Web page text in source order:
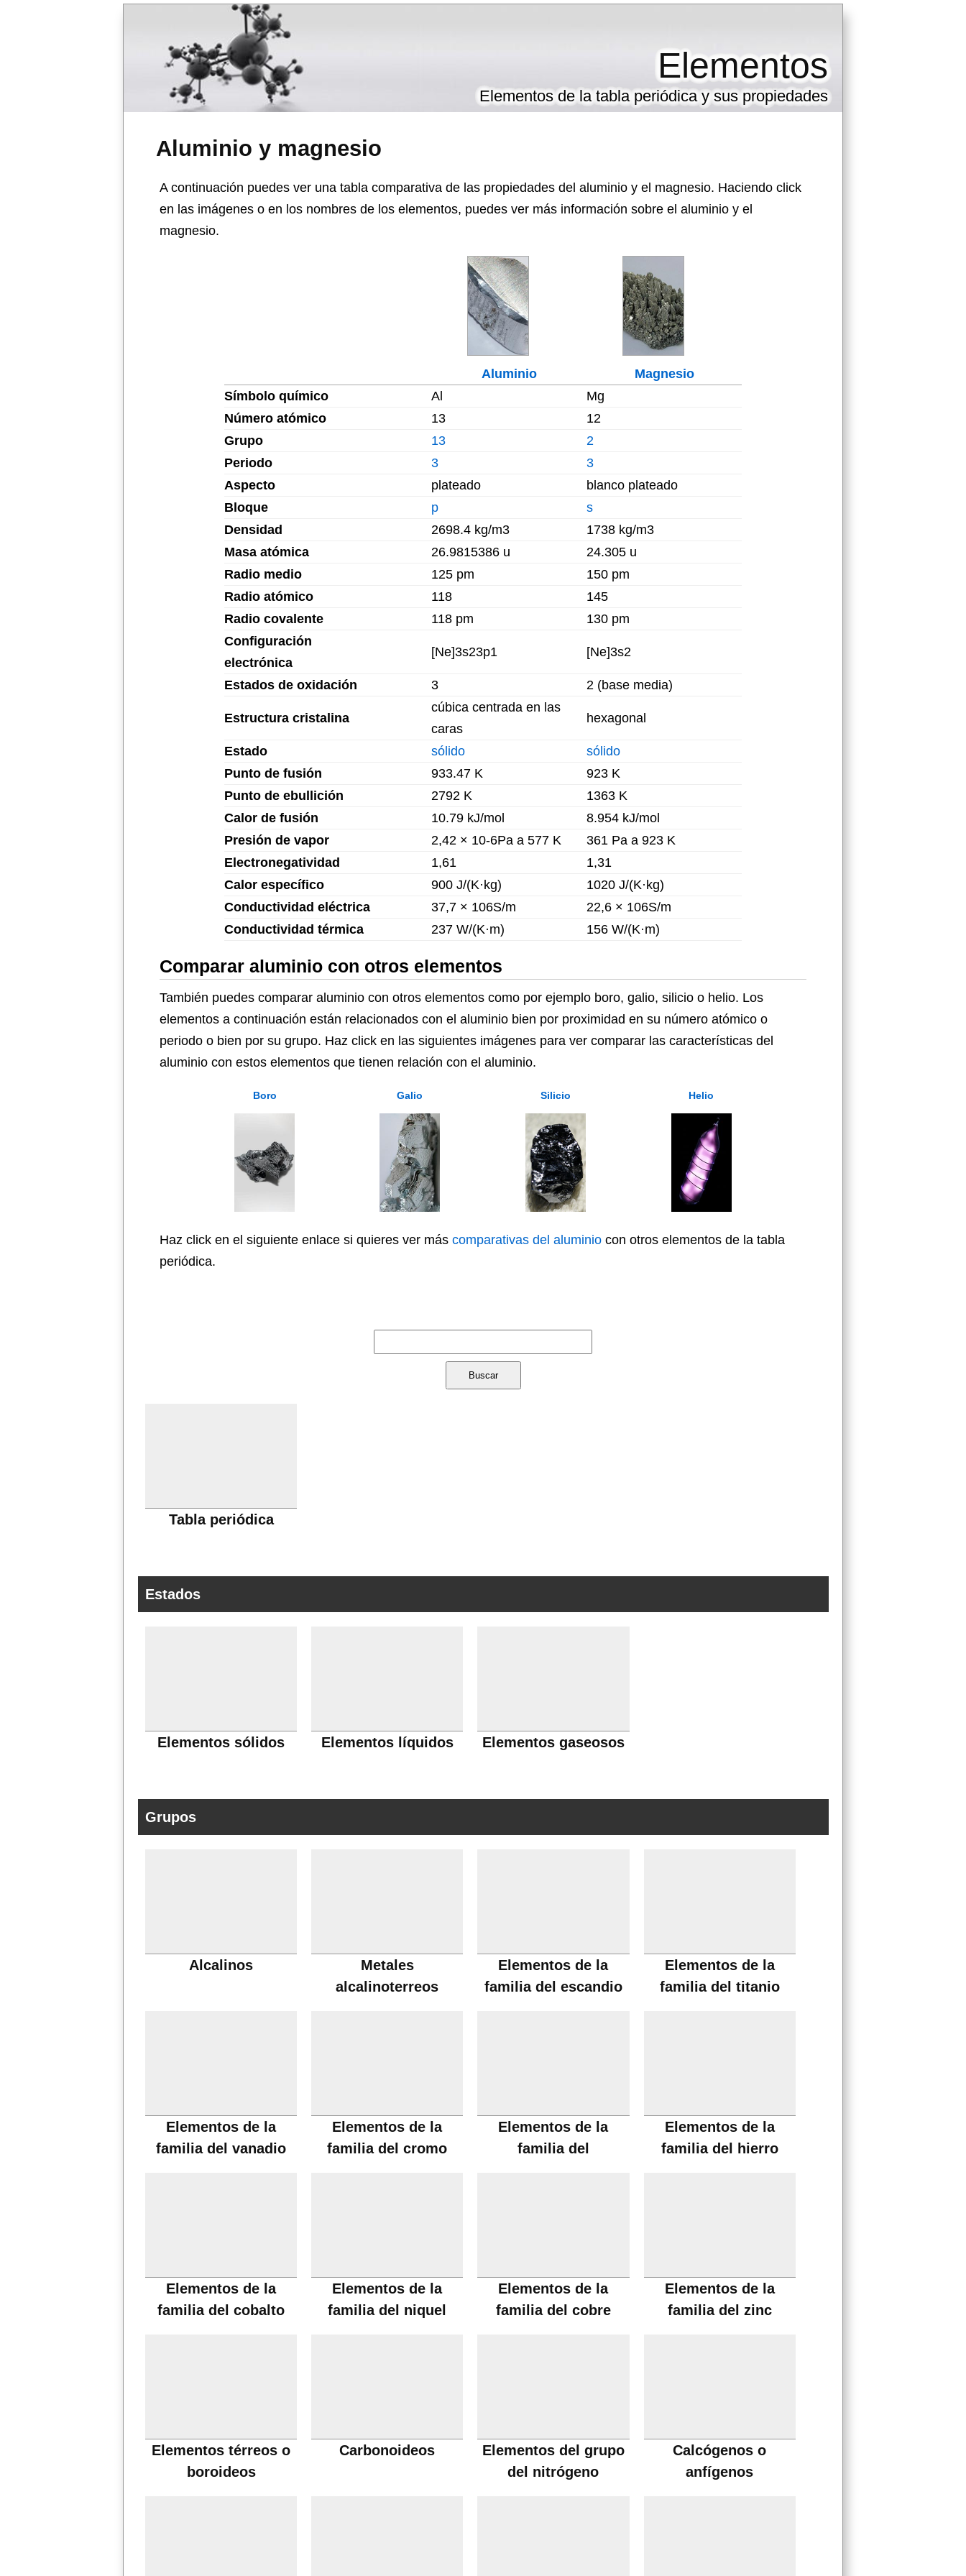
Aluminio y magnesio
Elementos
Elementos de la tabla periódica y sus propiedades
A continuación puedes ver una tabla comparativa de las propiedades del aluminio y el magnesio. Haciendo click
en las imágenes o en los nombres de los elementos, puedes ver más información sobre el aluminio y el
magnesio.
Aluminio
Magnesio
Símbolo químico
Al
Mg
Número atómico
13
12
Grupo
13
2
Periodo
3
3
Aspecto
plateado
blanco plateado
Bloque
p
s
Densidad
2698.4 kg/m3
1738 kg/m3
Masa atómica
26.9815386 u
24.305 u
Radio medio
125 pm
150 pm
Radio atómico
118
145
Radio covalente
118 pm
130 pm
Configuración
electrónica
[Ne]3s23p1 [Ne]3s2
Estados de oxidación 3 2 (base media)
Estructura cristalina
cúbica centrada en las
caras
hexagonal
Estado sólido
sólido
Punto de fusión
933.47 K
923 K
Punto de ebullición
2792 K
1363 K
Calor de fusión
10.79 kJ/mol
8.954 kJ/mol
Presión de vapor
2,42 × 10-6Pa a 577 K
361 Pa a 923 K
Electronegatividad
1,61
1,31
Calor específico
900 J/(K·kg)
1020 J/(K·kg)
Conductividad eléctrica
37,7 × 106S/m
22,6 × 106S/m
Conductividad térmica
237 W/(K·m) 156 W/(K·m)
Comparar aluminio con otros elementos
También puedes comparar aluminio con otros elementos como por ejemplo boro, galio, silicio o helio. Los
elementos a continuación están relacionados con el aluminio bien por proximidad en su número atómico o
periodo o bien por su grupo. Haz click en las siguientes imágenes para ver comparar las características del
aluminio con estos elementos que tienen relación con el aluminio.
Boro Galio Silicio Helio
Haz click en el siguiente enlace si quieres ver más comparativas del aluminio con otros elementos de la tabla
periódica.
Tabla periódica
Estados
Elementos sólidos Elementos líquidos Elementos gaseosos
Grupos
Alcalinos
Metales
alcalinoterreos
Elementos de la
familia del escandio
Elementos de la
familia del titanio
Elementos de la
familia del vanadio
Elementos de la
familia del cromo
Elementos de la
familia del
Elementos de la
familia del hierro
Elementos de la
familia del cobalto
Elementos de la
familia del niquel
Elementos de la
familia del cobre
Elementos de la
familia del zinc
Elementos térreos o
boroideos
Carbonoideos
Elementos del grupo
del nitrógeno
Calcógenos o
anfígenos